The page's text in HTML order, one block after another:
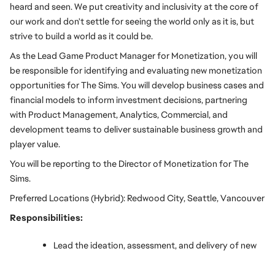
heard and seen. We put creativity and inclusivity at the core of
our work and don't settle for seeing the world only as it is, but
strive to build a world as it could be.
As the Lead Game Product Manager for Monetization, you will
be responsible for identifying and evaluating new monetization
opportunities for The Sims. You will develop business cases and
financial models to inform investment decisions, partnering
with Product Management, Analytics, Commercial, and
development teams to deliver sustainable business growth and
player value.
You will be reporting to the Director of Monetization for The
Sims.
Preferred Locations (Hybrid): Redwood City, Seattle, Vancouver
Responsibilities:
Lead the ideation, assessment, and delivery of new